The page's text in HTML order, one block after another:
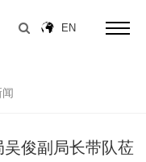
EN
吴俊副局长带队莅